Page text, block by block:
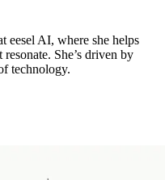
eesel AI, where she helps
She’s driven by
technology.